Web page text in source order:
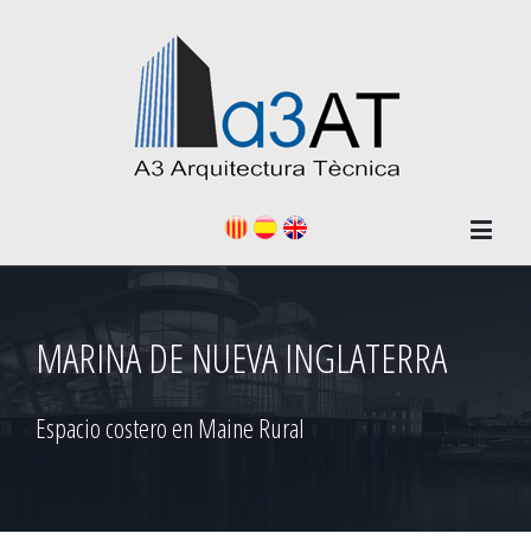
MARINA DE NUEVA INGLATERRA
Espacio costero en Maine Rural